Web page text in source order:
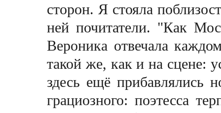
сторон. Я стояла
ней почитатели. "Как
Вероника отвечала
такой же, как и на сцене:
здесь ещё прибавлялись
грациозного: поэтесса